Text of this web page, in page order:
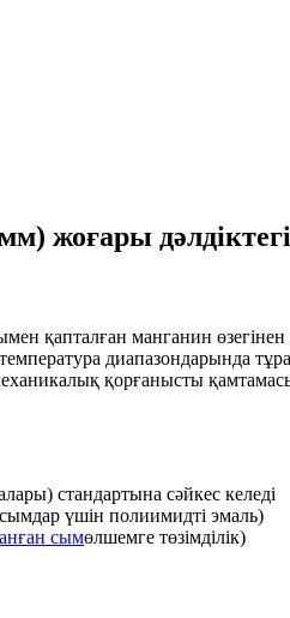
жоғары
қапталған манганин
диапазондарында
қорғанысты
стандартына сәйкес келеді
үшін полиимидті эмаль)
сымөлшемге төзімділік)